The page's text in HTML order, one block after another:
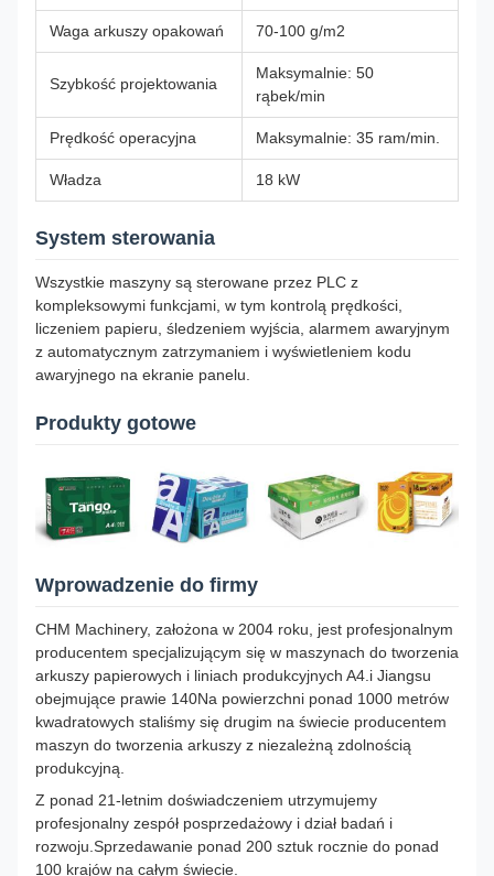
Waga arkuszy opakowań 70-100 g/m2
Szybkość projektowania
Maksymalnie: 50
rąbek/min
Prędkość operacyjna Maksymalnie: 35 ram/min.
Władza 18 kW
System sterowania
Wszystkie maszyny są sterowane przez PLC z
kompleksowymi funkcjami, w tym kontrolą prędkości,
liczeniem papieru, śledzeniem wyjścia, alarmem awaryjnym
z automatycznym zatrzymaniem i wyświetleniem kodu
awaryjnego na ekranie panelu.
Produkty gotowe
Wprowadzenie do firmy
CHM Machinery, założona w 2004 roku, jest profesjonalnym
producentem specjalizującym się w maszynach do tworzenia
arkuszy papierowych i liniach produkcyjnych A4.i Jiangsu
obejmujące prawie 140Na powierzchni ponad 1000 metrów
kwadratowych staliśmy się drugim na świecie producentem
maszyn do tworzenia arkuszy z niezależną zdolnością
produkcyjną.
Z ponad 21-letnim doświadczeniem utrzymujemy
profesjonalny zespół posprzedażowy i dział badań i
rozwoju.Sprzedawanie ponad 200 sztuk rocznie do ponad
100 krajów na całym świecie.